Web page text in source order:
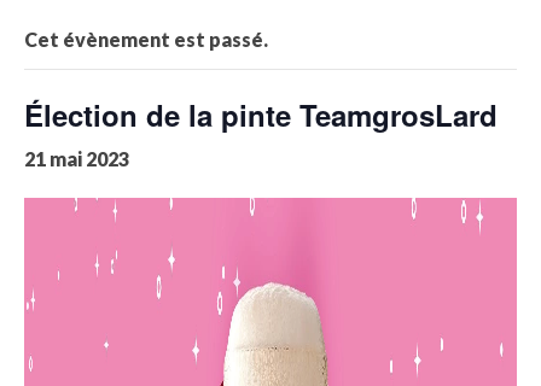
Cet évènement est passé.
Élection de la pinte TeamgrosLard
21 mai 2023